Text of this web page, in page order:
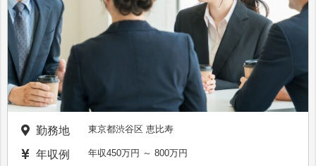
勤務地 東京都渋谷区 恵比寿
年収例 年収450万円 ～ 800万円